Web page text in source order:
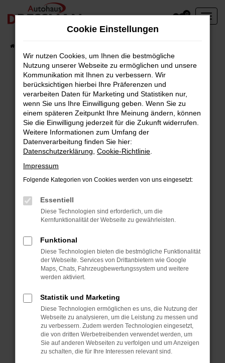
Zum
Hauptinhalt
0
Fehler: Network Error
Beim Laden ist ein Fehler aufgetreten.
Hier sind ein paar Tipps, die dir helfen können:
Überprüfe deine Firewall und deine
Internetverbindung.
Laden andere Webseiten, zum Beispiel deine
Manche Erweiterungen, wie Werbeblocker,
können das Laden bestimmter Seiten
verhindern. Funktioniert die Seite in einem
Fenster?
Starte dein Gerät neu.
Das kann manchmal helfen, vorübergehende
Probleme zu beheben.
Stelle sicher, dass dein Browser und dein
Betriebssystem auf dem neuesten Stand
sind.
Veraltete Software birgt nicht nur ein
Sicherheitsrisiko, sondern kann auch dazu
führen, dass bestimmte Funktionen nicht mehr
Cookie Einstellungen
Wir nutzen Cookies, um Ihnen die bestmögliche
Nutzung unserer Webseite zu ermöglichen und unsere
Kommunikation mit Ihnen zu verbessern. Wir
berücksichtigen hierbei Ihre Präferenzen und
verarbeiten Daten für Marketing und Statistiken nur,
wenn Sie uns Ihre Einwilligung geben. Wenn Sie zu
einem späteren Zeitpunkt Ihre Meinung ändern, können
Sie die Einwilligung jederzeit für die Zukunft widerrufen.
Weitere Informationen zum Umfang der
Datenverarbeitung finden Sie hier:
Datenschutzerklärung Cookie-Richtlinie
Impressum
Folgende Kategorien von Cookies werden von uns eingesetzt:
Essentiell
Diese Technologien sind erforderlich, um die
Kernfunktionalität der Webseite zu gewährleisten.
Funktional
Diese Technologien bieten die bestmögliche Funktionalität
der Webseite. Services von Drittanbietern wie Google
Maps, Chats, Fahrzeugbewertungssystem und weitere
werden aktiviert.
Statistik und Marketing
Diese Technologien ermöglichen es uns, die Nutzung der
Webseite zu analysieren, um die Leistung zu messen und
zu verbessern. Zudem werden Technologien eingesetzt,
die von dritten Werbetreibenden verwendet werden, um
Sie auf anderen Webseiten zu verfolgen und um Anzeigen
zu schalten, die für Ihre Interessen relevant sind.